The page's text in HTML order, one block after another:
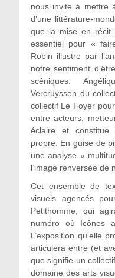
nous invite à mettre
d’une littérature-
que la mise en récit
essentiel pour «
Robin illustre par
notre sentiment
scéniques.
Vercruyssen du
collectif Le Foyer
entre acteurs,
éclaire et constitue
propre. En guise de
une analyse «
l’image renversée de
Cet ensemble de
visuels agencés
Petithomme, qui
numéro où Icônes
L’exposition qu’elle
articulera entre (et
que signifie un
domaine des arts